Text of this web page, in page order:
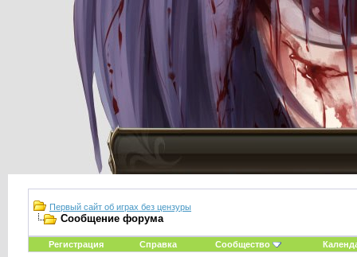
Первый сайт об играх без цензуры
Сообщение форума
Регистрация Справка Сообщество